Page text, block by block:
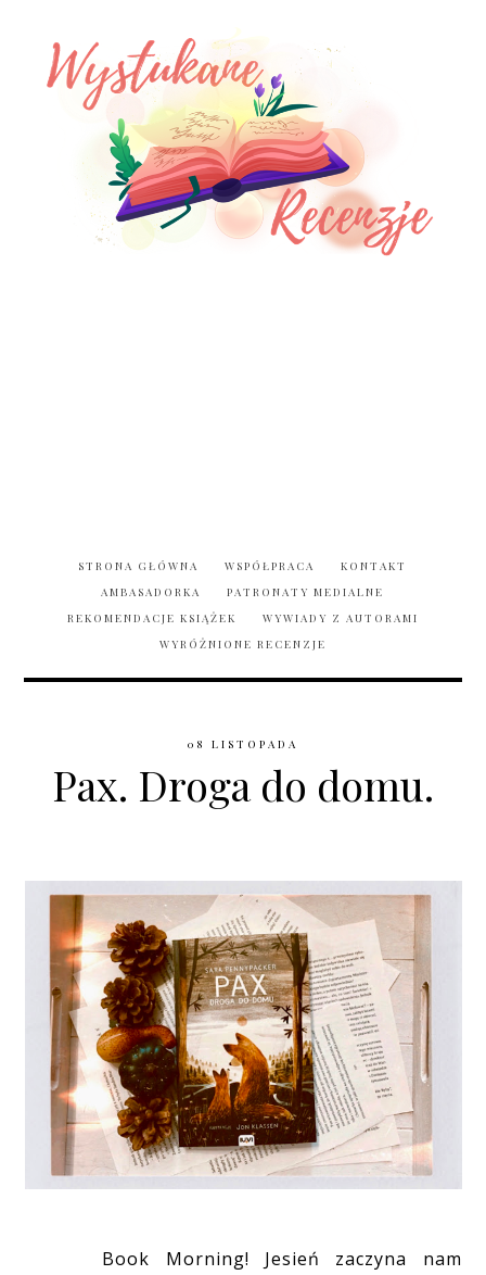
STRONA GŁÓWNA WSPÓŁPRACA
KONTAKT
AMBASADORKA
PATRONATY MEDIALNE
REKOMENDACJE KSIĄŻEK
WYWIADY Z AUTORAMI
WYRÓŻNIONE RECENZJE
08 LISTOPADA
Pax. Droga do domu.
Book Morning! Jesień zaczyna nam